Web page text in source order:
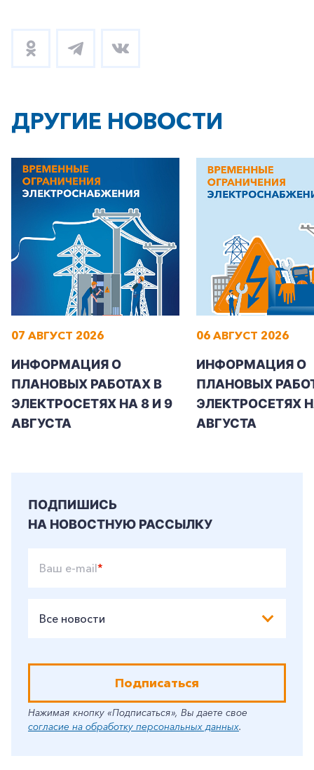
+7-800-700-24-57
Заказать обратный звонок
Корпоративным клиентам
ДРУГИЕ НОВОСТИ
07 АВГУСТ 2026
ИНФОРМАЦИЯ О
ПЛАНОВЫХ РАБОТАХ В
ЭЛЕКТРОСЕТЯХ НА 8 И 9
АВГУСТА
06 АВГУСТ 2026
ИНФОРМАЦИЯ О
ПЛАНОВЫХ
ЭЛЕКТРОСЕТЯХ
АВГУСТА
ПОДПИШИСЬ
НА НОВОСТНУЮ РАССЫЛКУ
Ваш e-mail*
Все новости
Подписаться
Нажимая кнопку «Подписаться», Вы даете свое
согласие на обработку персональных данных.